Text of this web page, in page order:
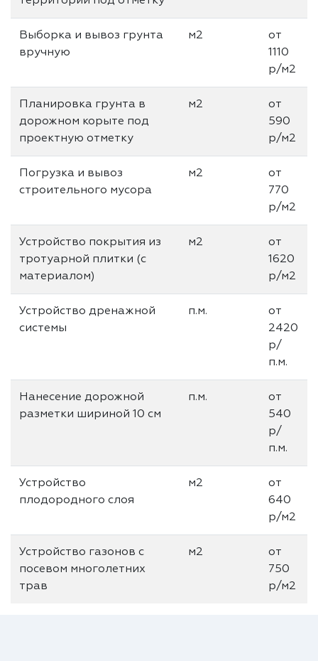
Выборка и вывоз грунта
вручную
м2
от
1110
р/м2
Планировка грунта в
дорожном корыте под
проектную отметку
м2
от
590
р/м2
Погрузка и вывоз
строительного мусора
м2
от
770
р/м2
Устройство покрытия из
тротуарной плитки (с
материалом)
м2
от
1620
р/м2
Устройство дренажной
системы
п.м.
от
2420
р/
п.м.
Нанесение дорожной
разметки шириной 10 см
п.м.
от
540
р/
п.м.
Устройство
плодородного слоя
м2
от
640
р/м2
Устройство газонов с
посевом многолетних
трав
м2
от
750
р/м2